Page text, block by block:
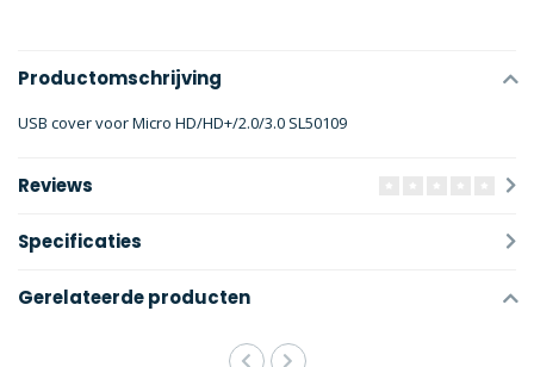
Productomschrijving
USB cover voor Micro HD/HD+/2.0/3.0 SL50109
Reviews
Specificaties
Gerelateerde producten